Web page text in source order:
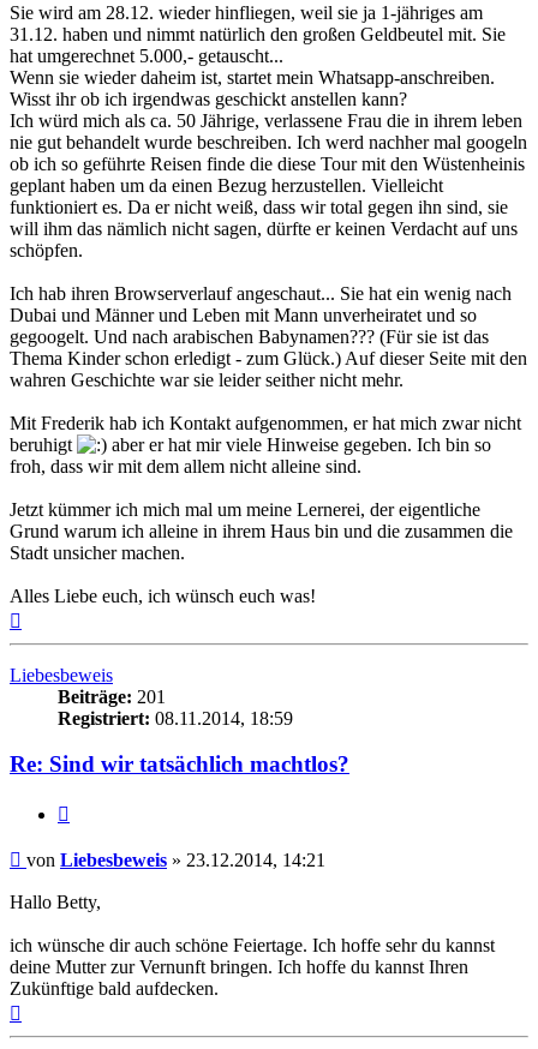
Sie wird am 28.12. wieder hinfliegen, weil sie ja 1-jähriges am
31.12. haben und nimmt natürlich den großen Geldbeutel mit. Sie
hat umgerechnet 5.000,- getauscht...
Wenn sie wieder daheim ist, startet mein Whatsapp-anschreiben.
Wisst ihr ob ich irgendwas geschickt anstellen kann?
Ich würd mich als ca. 50 Jährige, verlassene Frau die in ihrem leben
nie gut behandelt wurde beschreiben. Ich werd nachher mal googeln
ob ich so geführte Reisen finde die diese Tour mit den Wüstenheinis
geplant haben um da einen Bezug herzustellen. Vielleicht
funktioniert es. Da er nicht weiß, dass wir total gegen ihn sind, sie
will ihm das nämlich nicht sagen, dürfte er keinen Verdacht auf uns
schöpfen.
Ich hab ihren Browserverlauf angeschaut... Sie hat ein wenig nach
Dubai und Männer und Leben mit Mann unverheiratet und so
gegoogelt. Und nach arabischen Babynamen??? (Für sie ist das
Thema Kinder schon erledigt - zum Glück.) Auf dieser Seite mit den
wahren Geschichte war sie leider seither nicht mehr.
Mit Frederik hab ich Kontakt aufgenommen, er hat mich zwar nicht
beruhigt
aber er hat mir viele Hinweise gegeben. Ich bin so
froh, dass wir mit dem allem nicht alleine sind.
Jetzt kümmer ich mich mal um meine Lernerei, der eigentliche
Grund warum ich alleine in ihrem Haus bin und die zusammen die
Stadt unsicher machen.
Alles Liebe euch, ich wünsch euch was!
Liebesbeweis
Beiträge: 201
Registriert: 08.11.2014, 18:59
Re: Sind wir tatsächlich machtlos?
Beitrag
von Liebesbeweis » 23.12.2014, 14:21
Hallo Betty,
ich wünsche dir auch schöne Feiertage. Ich hoffe sehr du kannst
deine Mutter zur Vernunft bringen. Ich hoffe du kannst Ihren
Zukünftige bald aufdecken.